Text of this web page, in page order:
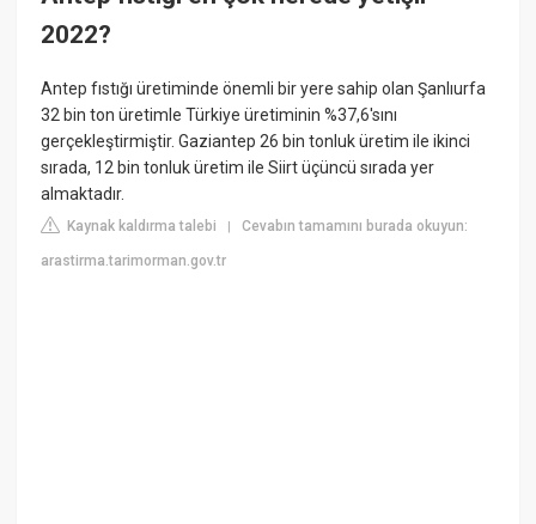
2022?
Antep fıstığı üretiminde önemli bir yere sahip olan Şanlıurfa
32 bin ton üretimle Türkiye üretiminin %37,6'sını
gerçekleştirmiştir. Gaziantep 26 bin tonluk üretim ile ikinci
sırada, 12 bin tonluk üretim ile Siirt üçüncü sırada yer
almaktadır.
Kaynak kaldırma talebi |Cevabın tamamını burada okuyun:
arastirma.tarimorman.gov.tr